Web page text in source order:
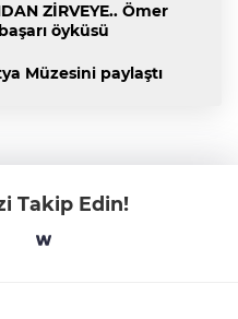
ZİRVEYE.. Ömer
öyküsü
Müzesini paylaştı
Takip Edin!